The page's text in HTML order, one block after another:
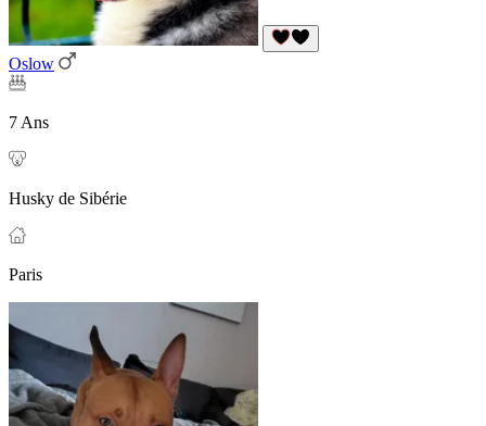
Oslow
7 Ans
Husky de Sibérie
Paris